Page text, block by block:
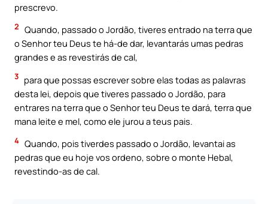
prescrevo.
2 Quando, passado o Jordão, tiveres entrado na terra que
o Senhor teu Deus te há-de dar, levantarás umas pedras
grandes e as revestirás de cal,
3 para que possas escrever sobre elas todas as palavras
desta lei, depois que tiveres passado o Jordão, para
entrares na terra que o Senhor teu Deus te dará, terra que
mana leite e mel, como ele jurou a teus pais.
4 Quando, pois tiverdes passado o Jordão, levantai as
pedras que eu hoje vos ordeno, sobre o monte Hebal,
revestindo-as de cal.